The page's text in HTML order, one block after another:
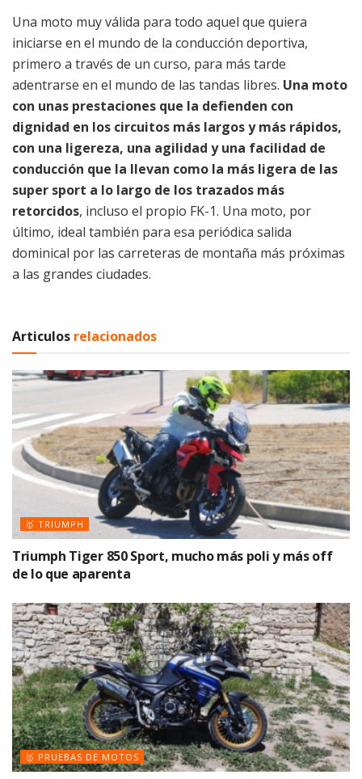
Una moto muy válida para todo aquel que quiera
iniciarse en el mundo de la conducción deportiva,
primero a través de un curso, para más tarde
adentrarse en el mundo de las tandas libres. Una moto
con unas prestaciones que la defienden con
dignidad en los circuitos más largos y más rápidos,
con una ligereza, una agilidad y una facilidad de
conducción que la llevan como la más ligera de las
super sport a lo largo de los trazados más
retorcidos, incluso el propio FK-1. Una moto, por
último, ideal también para esa periódica salida
dominical por las carreteras de montaña más próximas
a las grandes ciudades.
Articulos relacionados
🥇 TRIUMPH
Triumph Tiger 850 Sport, mucho más poli y más off
de lo que aparenta
🥇 PRUEBAS DE MOTOS